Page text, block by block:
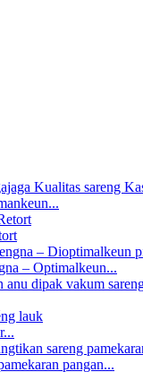
– Optimalkeun...
pangan...